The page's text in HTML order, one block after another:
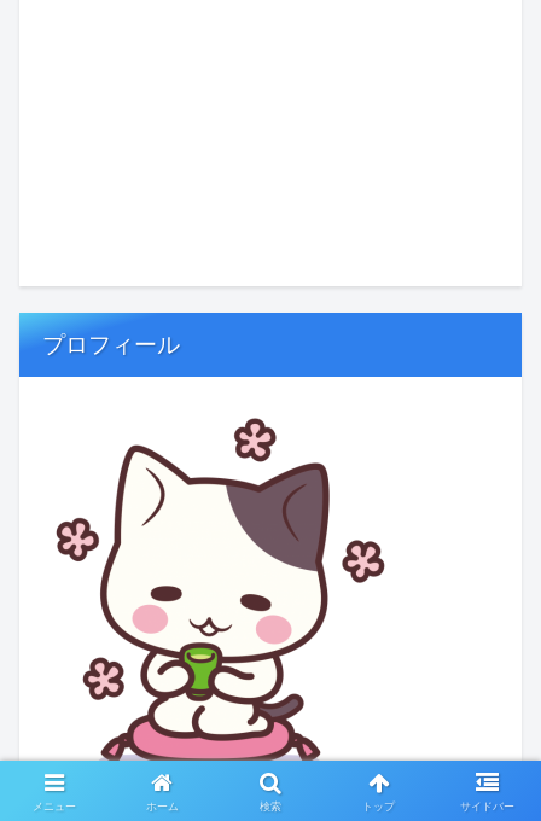
プロフィール
６０代ひとり暮らしで、長年のスーパー勤務をやめ、
メニュー ホーム 検索 トップ サイドバー